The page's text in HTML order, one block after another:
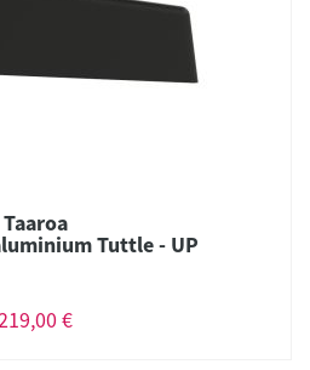
Taaroa
Tuttle - UP
€